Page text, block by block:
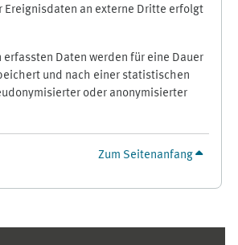
Ereignisdaten an externe Dritte erfolgt
erfassten Daten werden für eine Dauer
und nach einer statistischen
oder anonymisierter
Zum Seitenanfang